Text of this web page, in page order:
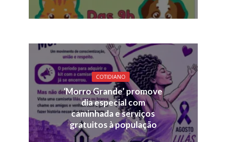
COTIDIANO
‘Morro Grande’ promove
dia especial com
caminhada e serviços
gratuitos à população